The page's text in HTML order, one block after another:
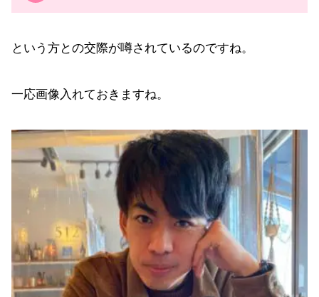
という方との交際が噂されているのですね。
一応画像入れておきますね。